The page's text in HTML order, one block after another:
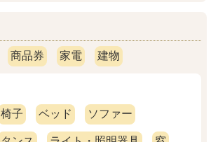
商品券 家電 建物
椅子 ベッド ソファー